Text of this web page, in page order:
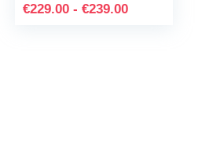
€229.00 - €239.00Prijsklasse: